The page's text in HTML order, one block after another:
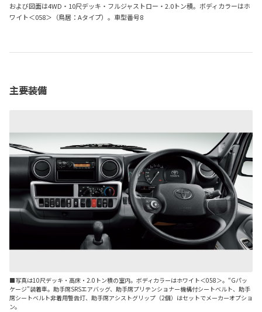
および図面は4WD・10尺デッキ・フルジャストロー・2.0トン積。ボディカラーはホ
ワイト＜058＞（鳥居：Aタイプ）。車型番号8
主要装備
■写真は10尺デッキ・高床・2.0トン積の室内。ボディカラーはホワイト＜058＞。“Gパッ
ケージ”装着車。助手席SRSエアバッグ、助手席プリテンショナー機構付シートベルト、助手
席シートベルト非着用警告灯、助手席アシストグリップ（2個）はセットでメーカーオプショ
ン。